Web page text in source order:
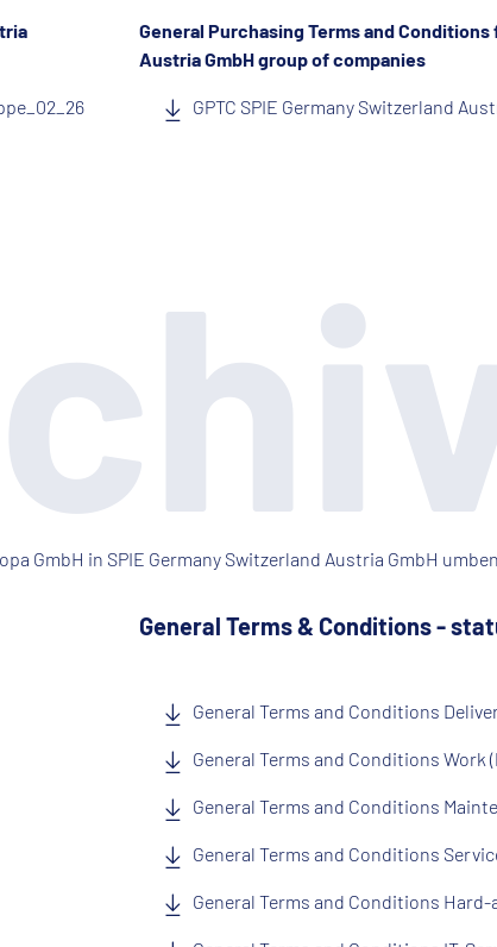
General Purchasing Terms and
Austria GmbH group of companies
GPTC SPIE Germany Switzerland
GmbH in SPIE Germany Switzerland Austria GmbH
General Terms & Conditions -
General Terms and Conditions
General Terms and Conditions Work
General Terms and Conditions
General Terms and Conditions
General Terms and Conditions Hard-